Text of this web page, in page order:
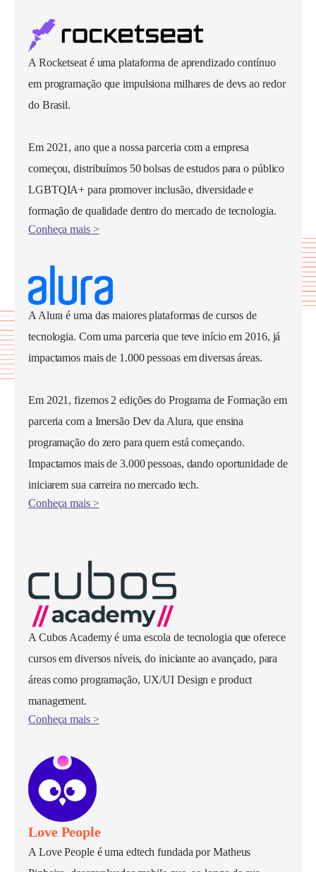
A Rocketseat é uma plataforma de aprendizado contínuo
em programação que impulsiona milhares de devs ao redor
do Brasil.
Em 2021, ano que a nossa parceria com a empresa
começou, distribuímos 50 bolsas de estudos para o público
LGBTQIA+ para promover inclusão, diversidade e
formação de qualidade dentro do mercado de tecnologia.
Conheça mais >
A Alura é uma das maiores plataformas de cursos de
tecnologia. Com uma parceria que teve início em 2016, já
impactamos mais de 1.000 pessoas em diversas áreas.
Em 2021, fizemos 2 edições do Programa de Formação em
parceria com a Imersão Dev da Alura, que ensina
programação do zero para quem está começando.
Impactamos mais de 3.000 pessoas, dando oportunidade de
iniciarem sua carreira no mercado tech.
Conheça mais >
A Cubos Academy é uma escola de tecnologia que oferece
cursos em diversos níveis, do iniciante ao avançado, para
áreas como programação, UX/UI Design e product
management.
Conheça mais >
Love People
A Love People é uma edtech fundada por Matheus